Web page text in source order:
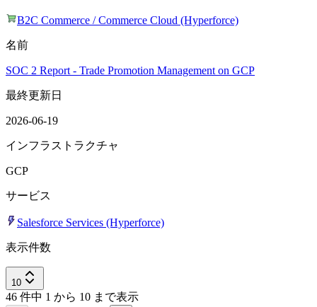
B2C Commerce / Commerce Cloud (Hyperforce)
名前
SOC 2 Report - Trade Promotion Management on GCP
最終更新日
2026-06-19
インフラストラクチャ
GCP
サービス
Salesforce Services (Hyperforce)
表示件数
10
46 件中 1 から 10 まで表示